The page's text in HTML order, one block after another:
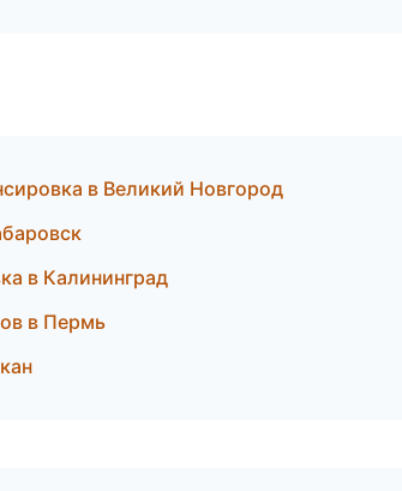
в Великий Новгород
в Калининград
в Пермь